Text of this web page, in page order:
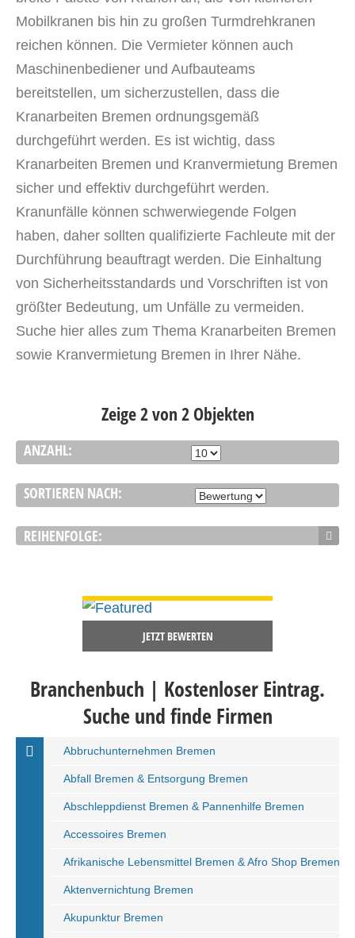
Mobilkranen bis hin zu großen Turmdrehkranen
reichen können. Die Vermieter können auch
Maschinenbediener und Aufbauteams
bereitstellen, um sicherzustellen, dass die
Kranarbeiten Bremen ordnungsgemäß
durchgeführt werden. Es ist wichtig, dass
Kranarbeiten Bremen und Kranvermietung Bremen
sicher und effektiv durchgeführt werden.
Kranunfälle können schwerwiegende Folgen
haben, daher sollten qualifizierte Fachleute mit der
Durchführung beauftragt werden. Die Einhaltung
von Sicherheitsstandards und Vorschriften ist von
größter Bedeutung, um Unfälle zu vermeiden.
Suche hier alles zum Thema Kranarbeiten Bremen
sowie Kranvermietung Bremen in Ihrer Nähe.
Zeige 2 von 2 Objekten
ANZAHL:
SORTIEREN NACH:
REIHENFOLGE:
JETZT BEWERTEN
Branchenbuch | Kostenloser Eintrag.
Suche und finde Firmen
Abbruchunternehmen Bremen
Abfall Bremen & Entsorgung Bremen
Abschleppdienst Bremen & Pannenhilfe Bremen
Accessoires Bremen
Afrikanische Lebensmittel Bremen & Afro Shop Bremen
Aktenvernichtung Bremen
Akupunktur Bremen